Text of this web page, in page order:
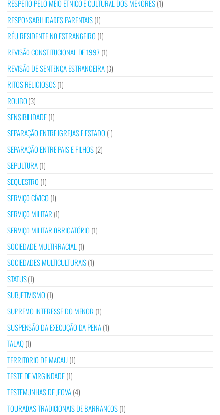
RESPEITO PELO MEIO ÉTNICO E CULTURAL DOS MENORES(1)
RESPONSABILIDADES PARENTAIS(1)
RÉU RESIDENTE NO ESTRANGEIRO (1)
REVISÃO CONSTITUCIONAL DE 1997 (1)
REVISÃO DE SENTENÇA ESTRANGEIRA(3)
RITOS RELIGIOSOS(1)
ROUBO (3)
SENSIBILIDADE(1)
SEPARAÇÃO ENTRE IGREJAS E ESTADO (1)
SEPARAÇÃO ENTRE PAIS E FILHOS(2)
SEPULTURA(1)
SEQUESTRO (1)
SERVIÇO CÍVICO (1)
SERVIÇO MILITAR (1)
SERVIÇO MILITAR OBRIGATÓRIO (1)
SOCIEDADE MULTIRRACIAL (1)
SOCIEDADES MULTICULTURAIS(1)
STATUS(1)
SUBJETIVISMO (1)
SUPREMO INTERESSE DO MENOR (1)
SUSPENSÃO DA EXECUÇÃO DA PENA(1)
TALAQ(1)
TERRITÓRIO DE MACAU(1)
TESTE DE VIRGINDADE(1)
TESTEMUNHAS DE JEOVÁ(4)
TOURADAS TRADICIONAIS DE BARRANCOS(1)